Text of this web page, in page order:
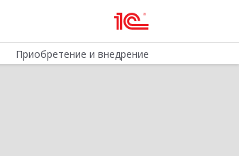
Приобретение и внедрение